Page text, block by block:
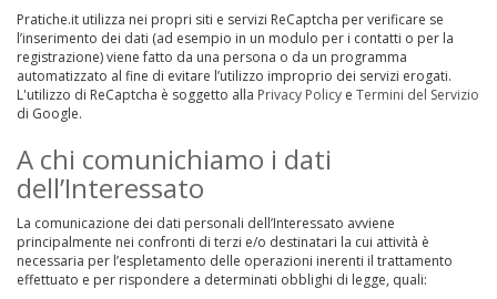
Pratiche.it utilizza nei propri siti e servizi ReCaptcha per verificare se
l’inserimento dei dati (ad esempio in un modulo per i contatti o per la
registrazione) viene fatto da una persona o da un programma
automatizzato al fine di evitare l’utilizzo improprio dei servizi erogati.
L'utilizzo di ReCaptcha è soggetto alla Privacy Policy e Termini del Servizio
di Google.
A chi comunichiamo i dati
dell’Interessato
La comunicazione dei dati personali dell’Interessato avviene
principalmente nei confronti di terzi e/o destinatari la cui attività è
necessaria per l’espletamento delle operazioni inerenti il trattamento
effettuato e per rispondere a determinati obblighi di legge, quali: